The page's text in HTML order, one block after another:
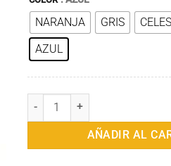
NARANJA GRIS
AZUL
Colchoneta de camping
AÑADIR AL